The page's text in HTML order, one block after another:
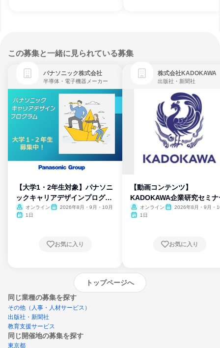
この募集と一緒に見られている募集
パナソニック株式会社
半導体・電子機器メーカー
【大学1・2年生対象】パナソニ
ックキャリアデザインプログラ
ム
オンライン
2026年8月・9月・10月
1日
お気に入り
株式会社KADOKAWA
出版社・新聞社
【動画コンテンツ】
KADOKAWA企業研究セミナ
オンライン
2026年8月・9月・
1日
お気に入り
トップページへ
同じ業種の募集を探す
その他（人事・人材サービス）
出版社・新聞社
教育支援サービス
同じ開催地の募集を探す
東京都